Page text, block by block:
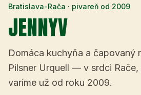
Bratislava-Rača · pivareň od 2009
JENNYV
Domáca kuchyňa a čapovaný
Pilsner Urquell — v srdci
varíme už od roku 2009.